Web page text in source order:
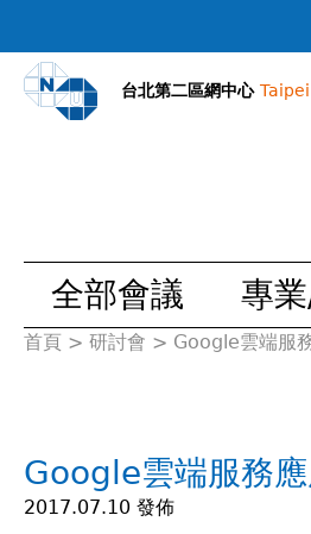
台北第二區網中心
全部會議 專
您
這
首頁 > 研討會 > Google雲端服
Google雲端服務
2017.07.10 發佈